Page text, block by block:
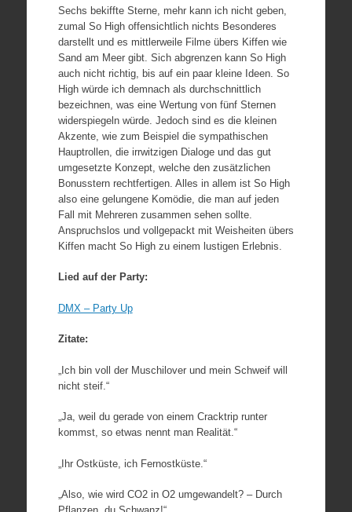
Sechs bekiffte Sterne, mehr kann ich nicht geben,
zumal So High offensichtlich nichts Besonderes
darstellt und es mittlerweile Filme übers Kiffen wie
Sand am Meer gibt. Sich abgrenzen kann So High
auch nicht richtig, bis auf ein paar kleine Ideen. So
High würde ich demnach als durchschnittlich
bezeichnen, was eine Wertung von fünf Sternen
widerspiegeln würde. Jedoch sind es die kleinen
Akzente, wie zum Beispiel die sympathischen
Hauptrollen, die irrwitzigen Dialoge und das gut
umgesetzte Konzept, welche den zusätzlichen
Bonusstern rechtfertigen. Alles in allem ist So High
also eine gelungene Komödie, die man auf jeden
Fall mit Mehreren zusammen sehen sollte.
Anspruchslos und vollgepackt mit Weisheiten übers
Kiffen macht So High zu einem lustigen Erlebnis.
Lied auf der Party:
DMX – Party Up
Zitate:
„Ich bin voll der Muschilover und mein Schweif will
nicht steif.“
„Ja, weil du gerade von einem Cracktrip runter
kommst, so etwas nennt man Realität.“
„Ihr Ostküste, ich Fernostküste.“
„Also, wie wird CO2 in O2 umgewandelt? – Durch